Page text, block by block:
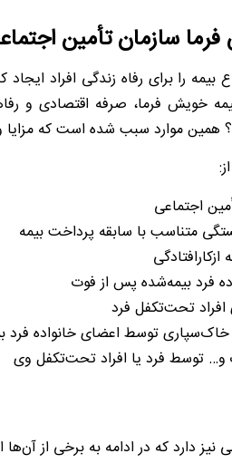
سازمان تأمین
بیمه را برای رفاه زندگی افراد
خویش فرما، صرفه اقتصادی و
همین موارد سبب شده است که
اجتماعی
متناسب با سابقه پرداخت بیمه
فرد بیمه‌شده پس از فوت
تحت‌تکفل فرد
خاک‌سپاری توسط اعضای خانواده فرد
و… توسط فرد یا افراد تحت‌تکفل وی
نیز دارد که در ادامه به برخی از آن‌ها